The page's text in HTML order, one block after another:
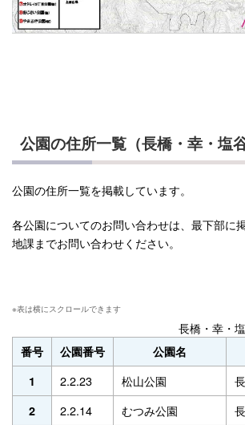
公園の住所一覧（長橋・幸・塩
公園の住所一覧を掲載しています。
各公園についてのお問い合わせは、最下部に
地課までお問い合わせください。
長橋・幸・
番号 公園番号 公園名
1
2.2.23 松山公園
2 2.2.14 むつみ公園